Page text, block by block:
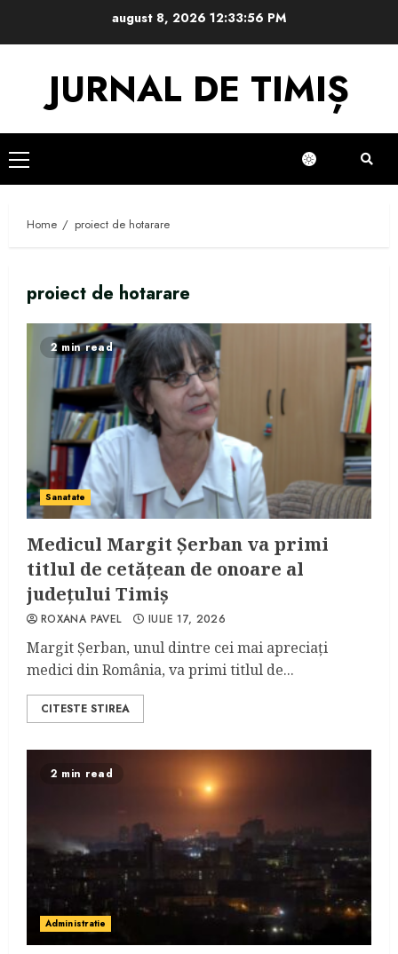
august 8, 202612:33:57 PM
JURNAL DE TIMIȘ
Primary
Menu
Home proiect de hotarare
proiect de hotarare
2 min read
Sanatate
Medicul Margit Şerban va primi
titlul de cetăţean de onoare al
judeţului Timiş
ROXANA PAVEL IULIE 17, 2026
Margit Şerban, unul dintre cei mai apreciaţi
medici din România, va primi titlul de...
CITESTE STIREA
2 min read
Administratie